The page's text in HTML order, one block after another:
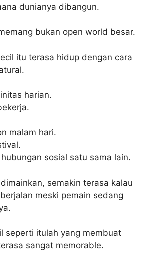
dunianya dibangun.
bukan open world besar.
itu terasa hidup dengan cara
harian.
malam hari.
sosial satu sama lain.
semakin terasa kalau
meski pemain sedang
seperti itulah yang membuat
sangat memorable.